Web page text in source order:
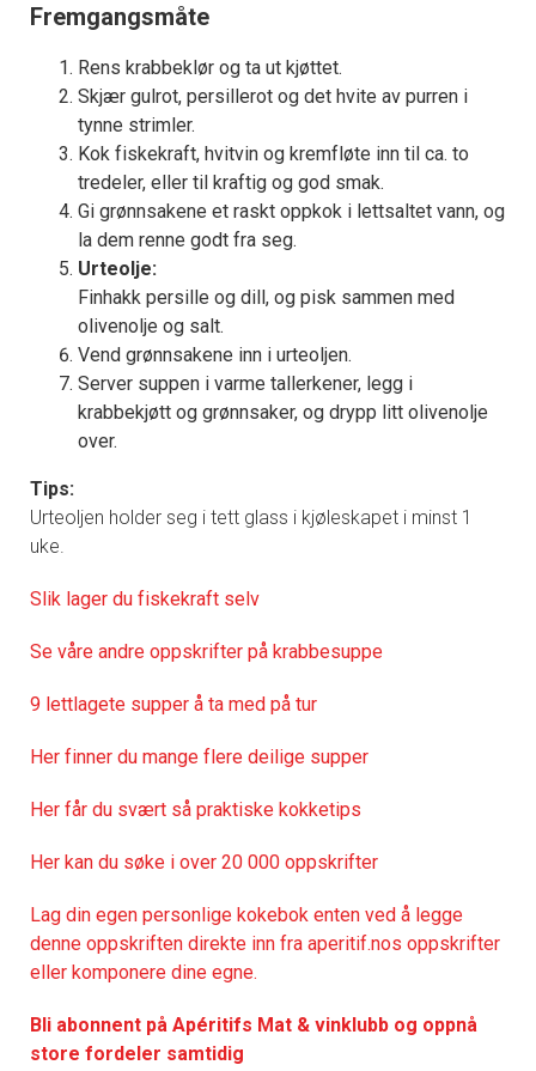
Fremgangsmåte
Rens krabbeklør og ta ut kjøttet.
Skjær gulrot, persillerot og det hvite av purren i
tynne strimler.
Kok fiskekraft, hvitvin og kremfløte inn til ca. to
tredeler, eller til kraftig og god smak.
Gi grønnsakene et raskt oppkok i lettsaltet vann, og
la dem renne godt fra seg.
Urteolje:
Finhakk persille og dill, og pisk sammen med
olivenolje og salt.
Vend grønnsakene inn i urteoljen.
Server suppen i varme tallerkener, legg i
krabbekjøtt og grønnsaker, og drypp litt olivenolje
over.
Tips:
Urteoljen holder seg i tett glass i kjøleskapet i minst 1
uke.
Slik lager du fiskekraft selv
Se våre andre oppskrifter på krabbesuppe
9 lettlagete supper å ta med på tur
Her finner du mange flere deilige supper
Her får du svært så praktiske kokketips
Her kan du søke i over 20 000 oppskrifter
Lag din egen personlige kokebok enten ved å legge
denne oppskriften direkte inn fra aperitif.nos oppskrifter
eller komponere dine egne.
Bli abonnent på Apéritifs Mat & vinklubb og oppnå
store fordeler samtidig